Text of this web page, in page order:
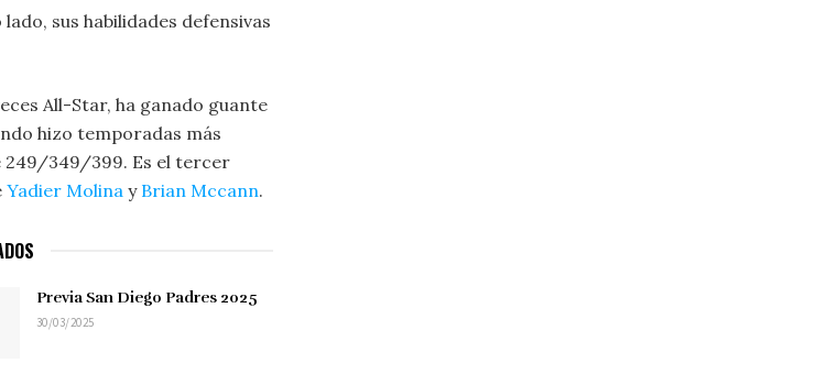
sus habilidades defensivas
All-Star, ha ganado guante
hizo temporadas más
249/349/399. Es el tercer
Yadier Molina y Brian Mccann.
Previa San Diego Padres 2025
30/03/2025